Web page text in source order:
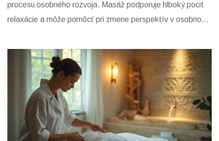
procesu osobného rozvoja. Masáž podporuje hlboký pocit
relaxácie a môže pomôcť pri zmene perspektív v osobnom
introspekcii a sebapoznaniu.